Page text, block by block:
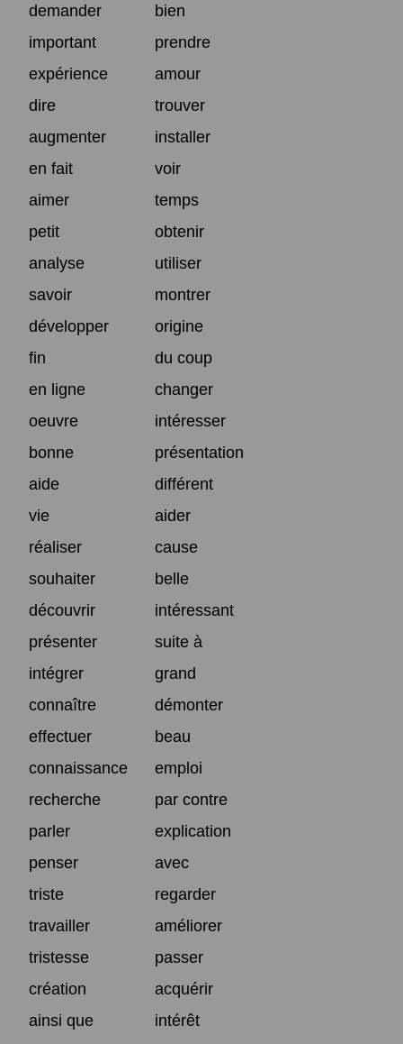
demander
bien
important
prendre
expérience
amour
dire
trouver
augmenter
installer
en fait
voir
aimer
temps
petit
obtenir
analyse
utiliser
savoir
montrer
développer
origine
fin
du coup
en ligne
changer
oeuvre
intéresser
bonne
présentation
aide
différent
vie
aider
réaliser
cause
souhaiter
belle
découvrir
intéressant
présenter
suite à
intégrer
grand
connaître
démonter
effectuer
beau
connaissance
emploi
recherche
par contre
parler
explication
penser
avec
triste
regarder
travailler
améliorer
tristesse
passer
création
acquérir
ainsi que
intérêt